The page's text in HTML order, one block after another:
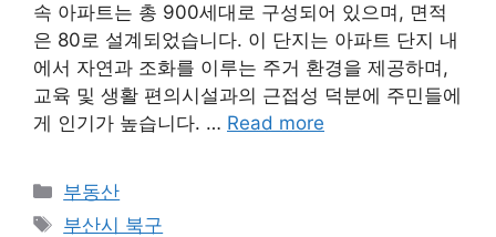
속 아파트는 총 900세대로 구성되어 있으며, 면적
은 80로 설계되었습니다. 이 단지는 아파트 단지 내
에서 자연과 조화를 이루는 주거 환경을 제공하며,
교육 및 생활 편의시설과의 근접성 덕분에 주민들에
게 인기가 높습니다. … Read more
Categories
부동산
Tags
부산시 북구